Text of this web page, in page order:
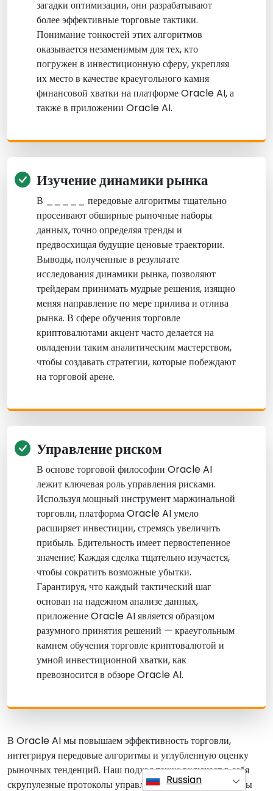
загадки оптимизации, они разрабатывают
более эффективные торговые тактики.
Понимание тонкостей этих алгоритмов
оказывается незаменимым для тех, кто
погружен в инвестиционную сферу, укрепляя
их место в качестве краеугольного камня
финансовой хватки на платформе Oracle AI, а
также в приложении Oracle AI.
Изучение динамики рынка
В _____ передовые алгоритмы тщательно
просеивают обширные рыночные наборы
данных, точно определяя тренды и
предвосхищая будущие ценовые траектории.
Выводы, полученные в результате
исследования динамики рынка, позволяют
трейдерам принимать мудрые решения, изящно
меняя направление по мере прилива и отлива
рынка. В сфере обучения торговле
криптовалютами акцент часто делается на
овладении таким аналитическим мастерством,
чтобы создавать стратегии, которые побеждают
на торговой арене.
Управление риском
В основе торговой философии Oracle AI
лежит ключевая роль управления рисками.
Используя мощный инструмент маржинальной
торговли, платформа Oracle AI умело
расширяет инвестиции, стремясь увеличить
прибыль. Бдительность имеет первостепенное
значение; Каждая сделка тщательно изучается,
чтобы сократить возможные убытки.
Гарантируя, что каждый тактический шаг
основан на надежном анализе данных,
приложение Oracle AI является образцом
разумного принятия решений — краеугольным
камнем обучения торговле криптовалютой и
умной инвестиционной хватки, как
превозносится в обзоре Oracle AI.
В Oracle AI мы повышаем эффективность торговли,
интегрируя передовые алгоритмы и углубленную оценку
рыночных тенденций. Наш подход также включает в себя
скрупулезные протоколы управления рисками для защиты
Russian